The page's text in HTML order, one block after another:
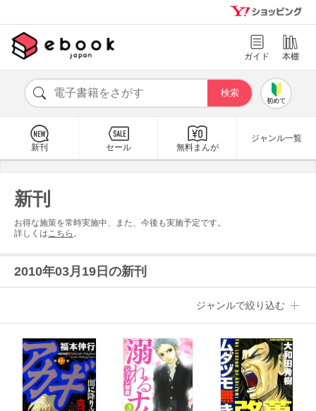
ガイド 本棚
初めて
新刊 セール 無料まんが
ジャンル一覧
新刊
お得な施策を常時実施中、また、今後も実施予定です。
詳しくはこちら 。
2010年03月19日の新刊
ジャンルで絞り込む